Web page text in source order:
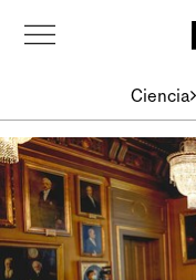
Ciencia